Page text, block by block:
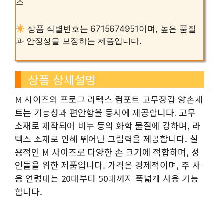
상품 식별번호는 6715674951이며, 높은 품질
과 안정성을 보장하는 제품입니다.
상품 상세설명
M 사이즈의 프로그 라텍스 컴포트 고무장갑 양손세
트는 기능성과 편안함을 동시에 제공합니다. 고무
소재로 제작되어 비누 등의 화학 물질에 강하며, 라
텍스 소재로 인해 뛰어난 그립력을 제공합니다. 실
용적인 M 사이즈로 다양한 손 크기에 적합하며, 성
인들을 위한 제품입니다. 가격은 경제적이며, 주 사
용 연령대는 20대부터 50대까지 폭넓게 사용 가능
합니다.